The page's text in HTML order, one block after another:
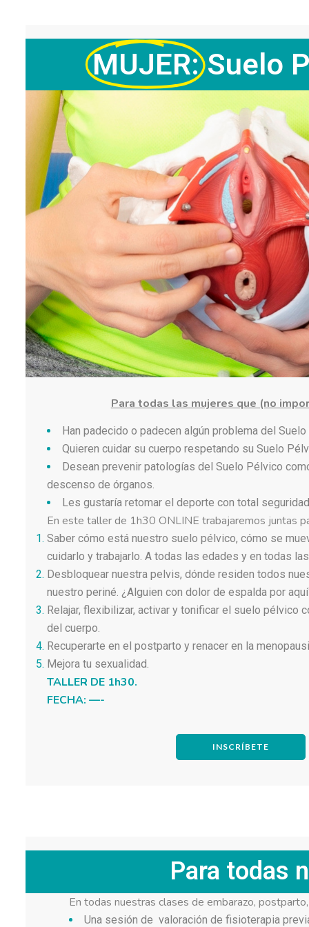
MUJER: Suelo
Para todas las mujeres que (no
Han padecido o padecen algún problema del
Quieren cuidar su cuerpo respetando su Suelo
Desean prevenir patologías del Suelo Pélvico
descenso de órganos.
Les gustaría retomar el deporte con total
En este taller de 1h30 ONLINE trabajaremos juntas
Saber cómo está nuestro suelo pélvico, cómo se
cuidarlo y trabajarlo. A todas las edades y en todas
Desbloquear nuestra pelvis, dónde residen todos
nuestro periné. ¿Alguien con dolor de espalda por
Relajar, flexibilizar, activar y tonificar el suelo pélvico
del cuerpo.
Recuperarte en el postparto y renacer en la
Mejora tu sexualidad.
TALLER DE 1h30.
FECHA: —-
INSCRÍBETE
Para todas
En todas nuestras clases de embarazo,
Una sesión de valoración de fisioterapia